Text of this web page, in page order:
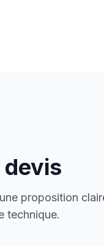
devis
proposition
technique.